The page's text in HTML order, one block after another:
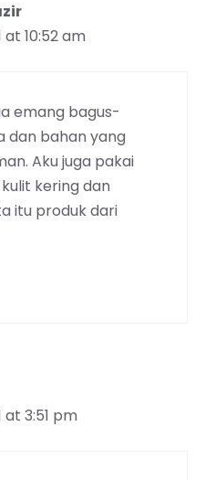
at 10:52 am
emang bagus-
dan bahan yang
Aku juga pakai
kering dan
itu produk dari
at 3:51 pm